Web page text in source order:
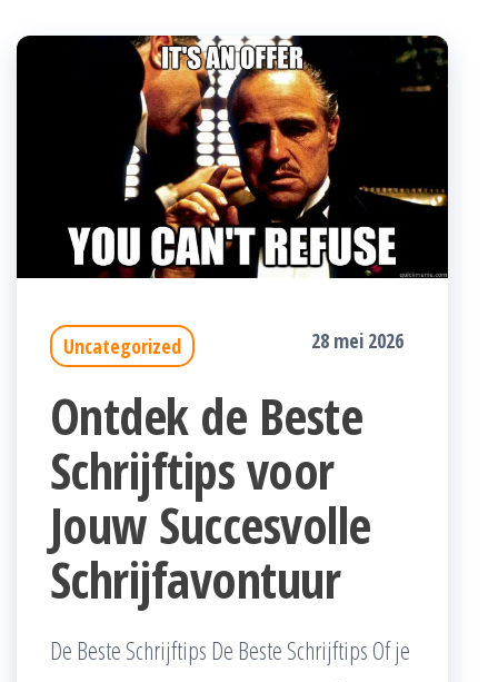
Uncategorized 28 mei 2026
Ontdek de Beste
Schrijftips voor
Jouw Succesvolle
Schrijfavontuur
De Beste Schrijftips De Beste Schrijftips Of je